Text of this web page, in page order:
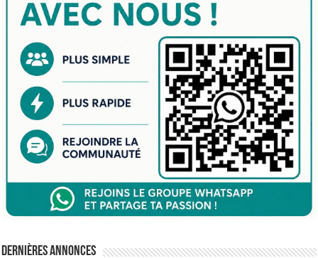
Dernières annonces